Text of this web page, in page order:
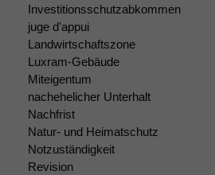
Investitionsschutzabkommen
juge d'appui
Landwirtschaftszone
Luxram-Gebäude
Miteigentum
nachehelicher Unterhalt
Nachfrist
Natur- und Heimatschutz
Notzuständigkeit
Revision